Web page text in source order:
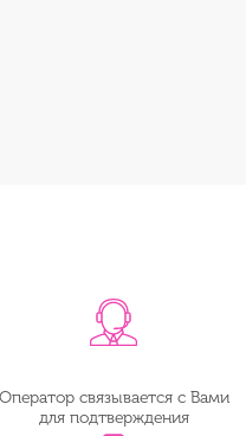
Оператор связывается с Вами
для подтверждения